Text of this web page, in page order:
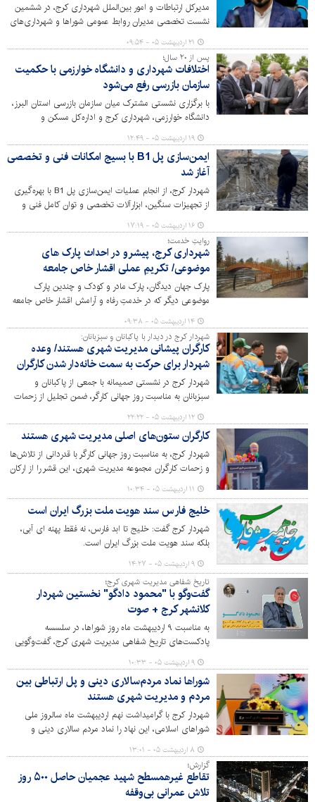
مدیرکل ارتباطات و امور بین‌الملل شهرداری کرج، در ششمین
نشست تخصصی مدیران روابط عمومی شوراها و شهرداری‌های
استان البرز با تأکید بر ضرورت تبدیل شدن روابط عمومی به
معاونت راهبردی سازمان نسبت به ضعف در تولید محتوا و
روایت‌گری در مدیریت شهری هشدار داد.
۲۱ اردیبهشت ۰۵ - ۰۹:۵۴
پس از ۲۰ سال؛
اختلافات شهرداری و دانشگاه خوارزمی با حکمیت
سازمان بازرسی رفع می‌شود
با برگزاری نشستی مشترک میان سازمان بازرسی استان البرز،
دانشگاه خوارزمی، شهرداری کرج و اداره‌کل مسکن و
شهرسازی، بخش مهمی از اختلافات دو دهه‌ای میان
دستگاه‌های شهری و دانشگاهی در کرج وارد مرحله تعیین‌
تکلیف شد.
۱۹ اردیبهشت ۰۵ - ۱۲:۴۹
ایمن‌سازی پل B1 با بسیج امکانات فنی و تخصصی
آغاز شد
شهردار کرج، از انجام عملیات ایمن‌سازی پل B1 با بهره‌گیری
از تجهیزات سنگین، ابزارآلات تخصصی و توان کامل فنی و
اجرایی مدیریت شهری خبر داد.
۱۶ اردیبهشت ۰۵ - ۱۷:۱۹
روایتِ خدمت؛
شهرداری کرج، پیشرو در احداث پارک های
موضوعی/ تکریمِ عملی اقشار خاص جامعه
پارک جهان دیدگان، پارک مادر و کودک و چندین پارک
موضوعی دیگر که در خدمتِ رفاه و آرامش اقشار خاص جامعه
هستند، شهرداری کرج را در تکریم و توجه به نیازهایِ
شهروندان پیشرو نموده است؛ به معنی گستراندن چترِ رفاه و
آرامش بر سرِ همه گروه های جامعه و گامی مهم در جهت
تحقق عدالت فضایی در سطح شهر.
۱۴ اردیبهشت ۰۵ - ۰۹:۳۸
شهردار کرج در دیدار با پاکبانان و سبزبانان:
کارگران پیشانی مدیریت شهری هستند/ وعده
شهردار برای حرکت به سمت خانه‌دار شدن کارگران
شهردار کرج در نشستی صمیمانه با جمعی از پاکبانان و
سبزبانان به مناسبت روز جهانی کارگر، ضمن تجلیل از زحمات
شبانه‌روزی آنان، بر اولویت بهبود وضعیت معیشتی و تلاش
برای تامین مسکن این قشر زحمتکش تاکید کرد.
۱۲ اردیبهشت ۰۵ - ۲۲:۲۲
کارگران ستون‌های اصلی مدیریت شهری هستند
شهردار کرج، به مناسبت روز جهانی کارگر با قدردانی از تلاش‌ها
و زحمات کارگران مجموعه مدیریت شهری، این قشر را از ارکان
اصلی خدمت‌رسانی در شهر دانست.
۱۱ اردیبهشت ۰۵ - ۱۰:۳۴
خلیج فارس سند هویت ملت بزرگ ایران است
شهردار کرج گفت: خلیج تا ابد فارس، نه فقط پهنه ای آبی،
بلکه سند هویت ملت بزرگ ایران است.
۹ اردیبهشت ۰۵ - ۱۴:۲۷
تاریخ شفاهی مدیریت شهری کرج؛
گفت‌وگو با "محمود دادگو" نخستین شهردار
کلانشهر کرج + صوت
به مناسبت ۹ اردیبهشت ماه روز شوراها، در سلسسه
پادکست‌های تاریخ شفاهی مدیریت شهری کرج، گفت‌وگویی
جذاب با محمود دادگو، اولین شهردار کلانشهر کرج پس از
ادغام شهرهای کرج، مهرشهر و گوهردشت انجام داده‌ایم.
۹ اردیبهشت ۰۵ - ۱۰:۳۳
شوراها نماد مردم‌سالاری دینی و پل ارتباطی بین
مردم و مدیریت شهری هستند
شهردار کرج با گرامیداشت نهم اردیبهشت ماه سالروز ملی
شوراهای اسلامی، این نهاد را نماد مردم سالاری دینی و
مشارکت عموم مردم در تعیین سرنوشت شهرها و روستاها و
پل ارتباطی بین مردم و مدیریت شهری دانست.
۸ اردیبهشت ۰۵ - ۱۳:۰۱
گزارش؛
تقاطع غیرهمسطح شهید عجمیان حاصل ۵۰۰ روز
تلاش عمرانی بی‌وقفه